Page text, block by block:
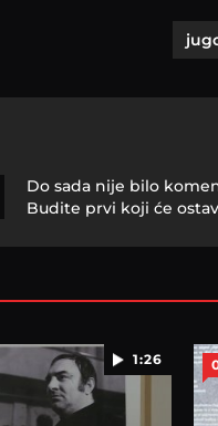
Do sada nije bilo
Budite prvi koji će
1:26